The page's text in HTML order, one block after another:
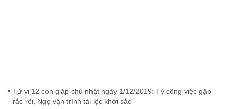
Tử vi 12 con giáp chủ nhật ngày 1/12/2019: Tý công việc gặp
rắc rối, Ngọ vận trình tài lộc khởi sắc